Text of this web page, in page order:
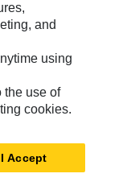
and
using
the use of
cookies.
I Accept